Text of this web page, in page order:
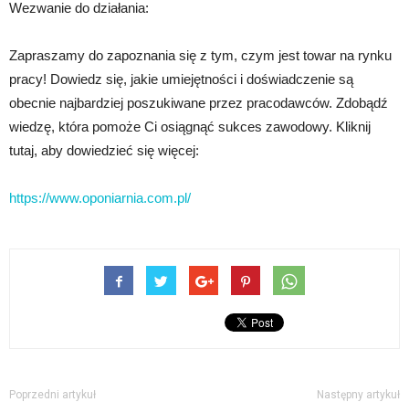
Wezwanie do działania:
Zapraszamy do zapoznania się z tym, czym jest towar na rynku
pracy! Dowiedz się, jakie umiejętności i doświadczenie są
obecnie najbardziej poszukiwane przez pracodawców. Zdobądź
wiedzę, która pomoże Ci osiągnąć sukces zawodowy. Kliknij
tutaj, aby dowiedzieć się więcej:
https://www.oponiarnia.com.pl/
Poprzedni artykuł Następny artykuł